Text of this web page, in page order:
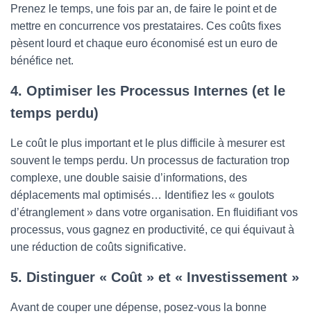
Prenez le temps, une fois par an, de faire le point et de
mettre en concurrence vos prestataires. Ces coûts fixes
pèsent lourd et chaque euro économisé est un euro de
bénéfice net.
4. Optimiser les Processus Internes (et le
temps perdu)
Le coût le plus important et le plus difficile à mesurer est
souvent le temps perdu. Un processus de facturation trop
complexe, une double saisie d’informations, des
déplacements mal optimisés… Identifiez les « goulots
d’étranglement » dans votre organisation. En fluidifiant vos
processus, vous gagnez en productivité, ce qui équivaut à
une réduction de coûts significative.
5. Distinguer « Coût » et « Investissement »
Avant de couper une dépense, posez-vous la bonne